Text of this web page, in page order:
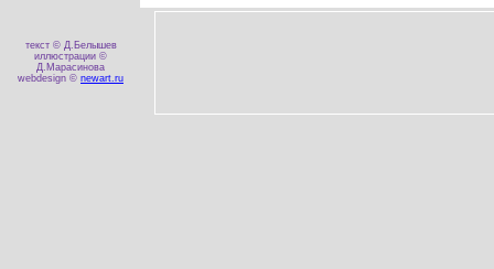
текст © Д.Белышев
иллюстрации ©
Д.Марасинова
webdesign © newart.ru